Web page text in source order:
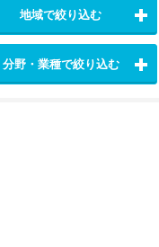
地域で絞り込む
分野・業種で絞り込む